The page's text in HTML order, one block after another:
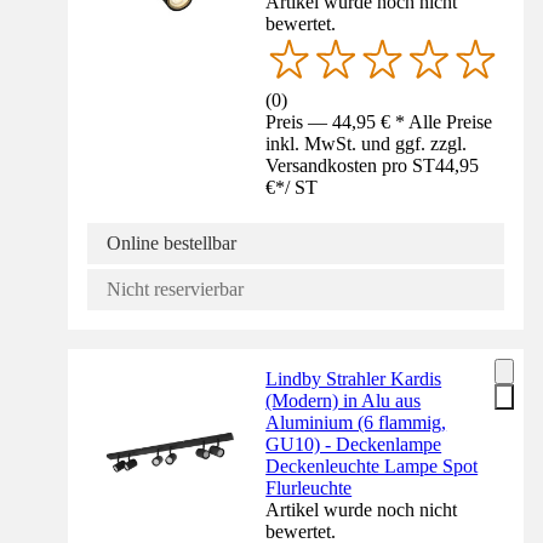
bewertet.
(0)
Preis — 44,95 € * Alle Preise
inkl. MwSt. und ggf. zzgl.
Versandkosten pro ST44,95
€*/ ST
Online bestellbar
Nicht reservierbar
Lindby Strahler Kardis
(Modern) in Alu aus
Aluminium (6 flammig,
GU10) - Deckenlampe
Deckenleuchte Lampe Spot
Flurleuchte
Artikel wurde noch nicht
bewertet.